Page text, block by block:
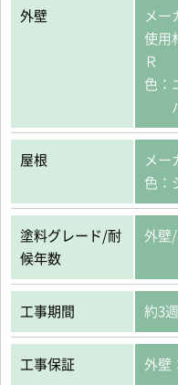
外壁
メー
使用
Ｒ
色：
パ
屋根
メー
色：
塗料グレード/耐
候年数
外壁
工事期間 約3
工事保証 外壁